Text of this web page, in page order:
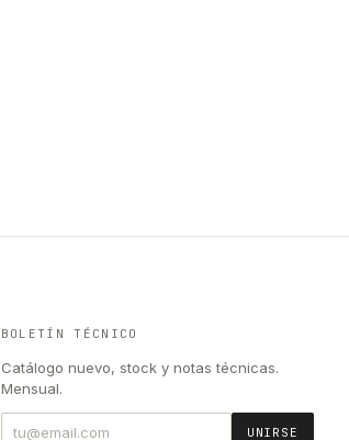
BOLETÍN TÉCNICO
Catálogo nuevo, stock y notas técnicas.
Mensual.
UNIRSE